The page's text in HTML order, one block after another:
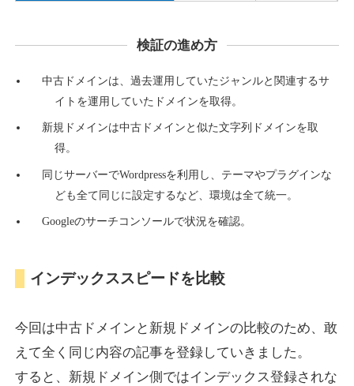
詳細を見る
countdown-x.com
ジャンル その他
39 外部リンク数479 ドメイン年齢
10,800円
詳細を見る
campus-web.jp
DA 38 外部リンク数 1151 ドメイン年齢
検証の進め方
中古ドメインは、過去運用していたジャンルと関連するサ
イトを運用していたドメインを取得。
新規ドメインは中古ドメインと似た文字列ドメインを取
得。
同じサーバーでWordpressを利用し、テーマやプラグインな
ども全て同じに設定するなど、環境は全て統一。
Googleのサーチコンソールで状況を確認。
インデックススピードを比較
今回は中古ドメインと新規ドメインの比較のため、敢
えて全く同じ内容の記事を登録していきました。
すると、新規ドメイン側ではインデックス登録されな